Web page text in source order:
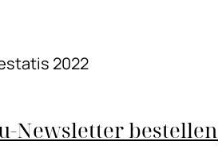
2022
Newsletter bestellen